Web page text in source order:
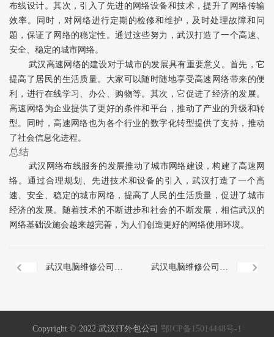
布线设计。其次，引入了先进的网络设备和技术，提升了网络传输
效率。同时，对网络进行定期的检修和维护，及时处理故障和问
题，保证了网络的稳定性。通过这些努力，武汉打造了一个高速、
安全、稳定的城市网络。
武汉高速网络的建设对于城市的发展具有重要意义。首先，它
提高了居民的生活质量。大家可以随时随地享受高速网络带来的便
利，进行在线学习、办公、购物等。其次，它促进了经济的发展。
高速网络为企业提供了更好的条件和平台，推动了产业的升级和转
型。同时，高速网络也为各个行业的数字化转型提供了支持，推动
了社会信息化进程。
总结
武汉网络布线服务的发展推动了城市网络建设，构建了高速网
络。通过合理规划、先进技术和设备的引入，武汉打造了一个高
速、安全、稳定的城市网络，提高了人民的生活质量，促进了城市
经济的发展。随着技术的不断进步和社会的不断发展，相信武汉的
网络基础设施会越来越完善，为人们创造更好的网络使用环境。
武汉电脑维修公司， 武汉电脑维修公司：
Copyright © 2022 武汉IT外包公司 鄂ICP备15014448号-1